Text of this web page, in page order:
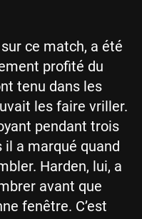
ce match, a été
profité du
tenu dans les
les faire vriller.
pendant trois
a marqué quand
Harden, lui, a
avant que
fenêtre. C’est